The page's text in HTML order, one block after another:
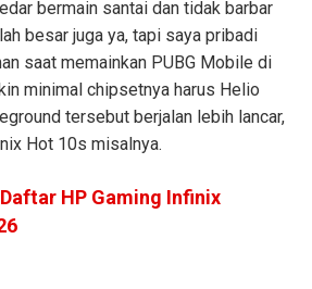
bermain santai dan tidak barbar
besar juga ya, tapi saya pribadi
saat memainkan PUBG Mobile di
minimal chipsetnya harus Helio
tersebut berjalan lebih lancar,
Hot 10s misalnya.
Daftar HP Gaming Infinix